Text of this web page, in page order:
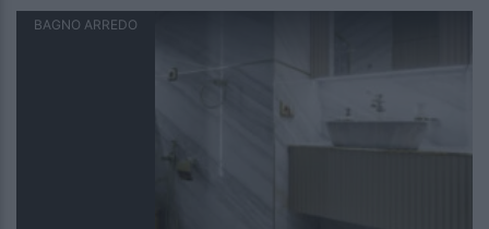
BAGNO ARREDO